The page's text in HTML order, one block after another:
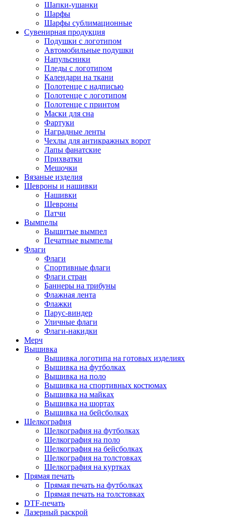
Шапки-ушанки
Шарфы
Шарфы сублимационные
Сувенирная продукция
Подушки с логотипом
Автомобильные подушки
Напульсники
Пледы с логотипом
Календари на ткани
Полотенце с надписью
Полотенце с логотипом
Полотенце с принтом
Маски для сна
Фартуки
Наградные ленты
Чехлы для антикражных ворот
Лапы фанатские
Прихватки
Мешочки
Вязаные изделия
Шевроны и нашивки
Нашивки
Шевроны
Патчи
Вымпелы
Вышитые вымпел
Печатные вымпелы
Флаги
Флаги
Спортивные флаги
Флаги стран
Баннеры на трибуны
Флажная лента
Флажки
Парус-виндер
Уличные флаги
Флаги-накидки
Мерч
Вышивка
Вышивка логотипа на готовых изделиях
Вышивка на футболках
Вышивка на поло
Вышивка на спортивных костюмах
Вышивка на майках
Вышивка на шортах
Вышивка на бейсболках
Шелкография
Шелкография на футболках
Шелкография на поло
Шелкография на бейсболках
Шелкография на толстовках
Шелкография на куртках
Прямая печать
Прямая печать на футболках
Прямая печать на толстовках
DTF-печать
Лазерный раскрой